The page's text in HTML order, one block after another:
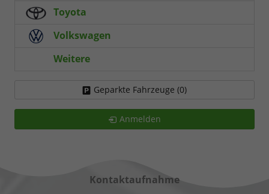
Toyota
Volkswagen
Weitere
Geparkte Fahrzeuge (0)
Anmelden
Kontaktaufnahme